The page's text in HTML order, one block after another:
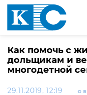
Как помочь с
дольщикам и
многодетной
29.11.2019, 12:19